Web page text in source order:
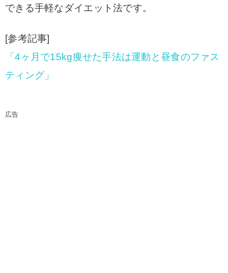
できる手軽なダイエット法です。
[参考記事]
「4ヶ月で15kg痩せた手法は運動と昼食のファス
ティング」
広告